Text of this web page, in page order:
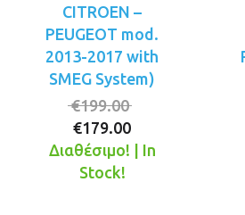
CITROEN –
PEUGEOT mod.
2013-2017 with
SMEG System)
€199.00
was:
€179.00
τρέχουσα
Διαθέσιμο! | In
Stock!